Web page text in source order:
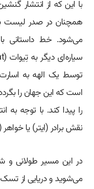
همچنان در صدر لیست
می‌شود. خط داستانی
توسط یک الهه به
است که این جهان را
را پیدا کند. با توجه به
نقش برادر (ایتر) یا خواهر
در این مسیر طولانی و
می‌شوید و دریایی از